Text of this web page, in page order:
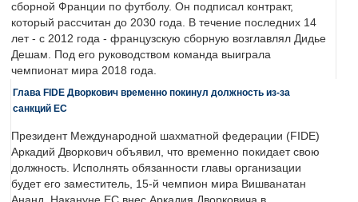
сборной Франции по футболу. Он подписал контракт,
который рассчитан до 2030 года. В течение последних 14
лет - с 2012 года - французскую сборную возглавлял Дидье
Дешам. Под его руководством команда выиграла
чемпионат мира 2018 года.
Глава FIDE Дворкович временно покинул должность из-за
санкций ЕС
Президент Международной шахматной федерации (FIDE)
Аркадий Дворкович объявил, что временно покидает свою
должность. Исполнять обязанности главы организации
будет его заместитель, 15-й чемпион мира Вишванатан